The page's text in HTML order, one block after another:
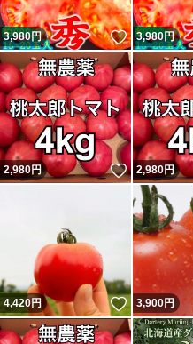
3,980円 いいね！
3,980円
2,980円 いいね！
2,980円
4,420円 いいね！
3,900円